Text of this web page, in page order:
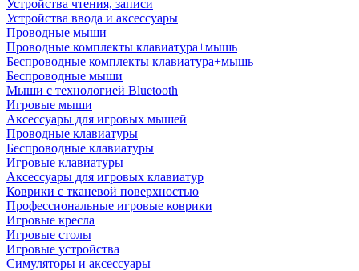
Устройства чтения, записи
Устройства ввода и аксессуары
Проводные мыши
Проводные комплекты клавиатура+мышь
Беспроводные комплекты клавиатура+мышь
Беспроводные мыши
Мыши с технологией Bluetooth
Игровые мыши
Аксессуары для игровых мышей
Проводные клавиатуры
Беспроводные клавиатуры
Игровые клавиатуры
Аксессуары для игровых клавиатур
Коврики с тканевой поверхностью
Профессиональные игровые коврики
Игровые кресла
Игровые столы
Игровые устройства
Симуляторы и аксессуары